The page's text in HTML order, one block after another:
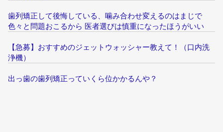
歯列矯正して後悔している、噛み合わせ変えるのはまじで
色々と問題おこるから 医者選びは慎重になったほうがいい
【急募】おすすめのジェットウォッシャー教えて！（口内洗
浄機）
出っ歯の歯列矯正っていくら位かかるんや？